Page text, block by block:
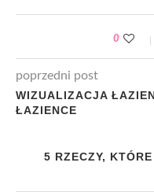
0
poprzedni post
WIZUALIZACJA
ŁAZIENCE
5 RZECZY,